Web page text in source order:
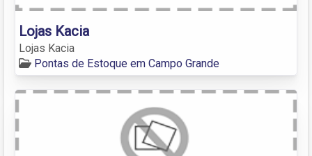
Lojas Kacia
Lojas Kacia
Pontas de Estoque em Campo Grande